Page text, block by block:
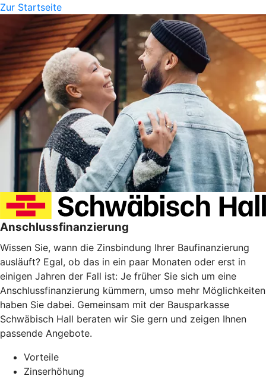
Zur Startseite
Anschlussfinanzierung
Wissen Sie, wann die Zinsbindung Ihrer Baufinanzierung
ausläuft? Egal, ob das in ein paar Monaten oder erst in
einigen Jahren der Fall ist: Je früher Sie sich um eine
Anschlussfinanzierung kümmern, umso mehr Möglichkeiten
haben Sie dabei. Gemeinsam mit der Bausparkasse
Schwäbisch Hall beraten wir Sie gern und zeigen Ihnen
passende Angebote.
Vorteile
Zinserhöhung